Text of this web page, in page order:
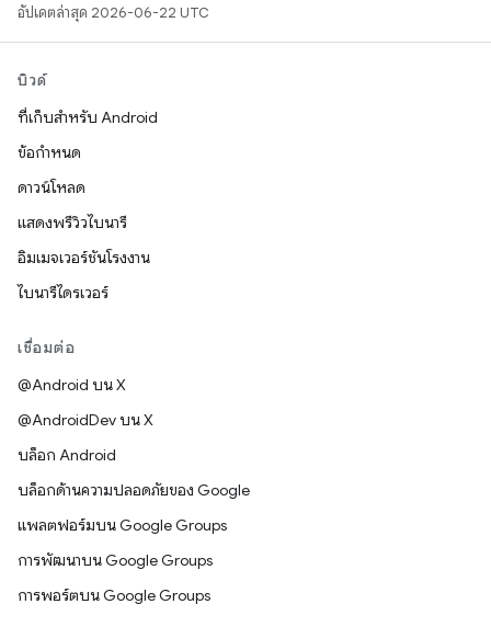
อัปเดตล่าสุด 2026-06-22 UTC
บิวด์
ที่เก็บสำหรับ Android
ข้อกำหนด
ดาวน์โหลด
แสดงพรีวิวไบนารี
อิมเมจเวอร์ชันโรงงาน
ไบนารีไดรเวอร์
เชื่อมต่อ
@Android บน X
@AndroidDev บน X
บล็อก Android
บล็อกด้านความปลอดภัยของ Google
แพลตฟอร์มบน Google Groups
การพัฒนาบน Google Groups
การพอร์ตบน Google Groups